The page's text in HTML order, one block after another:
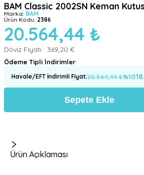
BAM Classic 2002SN Keman
Marka: BAM
Ürün Kodu: 2386
20.564,44 ₺
Döviz Fiyatı : 369,20 €
Ödeme Tipli İndirimler
Havale/EFT İndirimli Fiyat:20.564,44₺%10
Sepete Ekle
Ürün Açıklaması